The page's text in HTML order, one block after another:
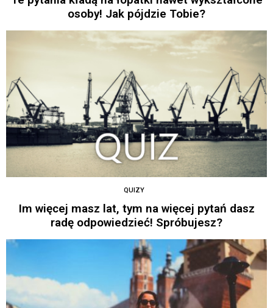
osoby! Jak pójdzie Tobie?
QUIZY
Im więcej masz lat, tym na więcej pytań dasz
radę odpowiedzieć! Spróbujesz?